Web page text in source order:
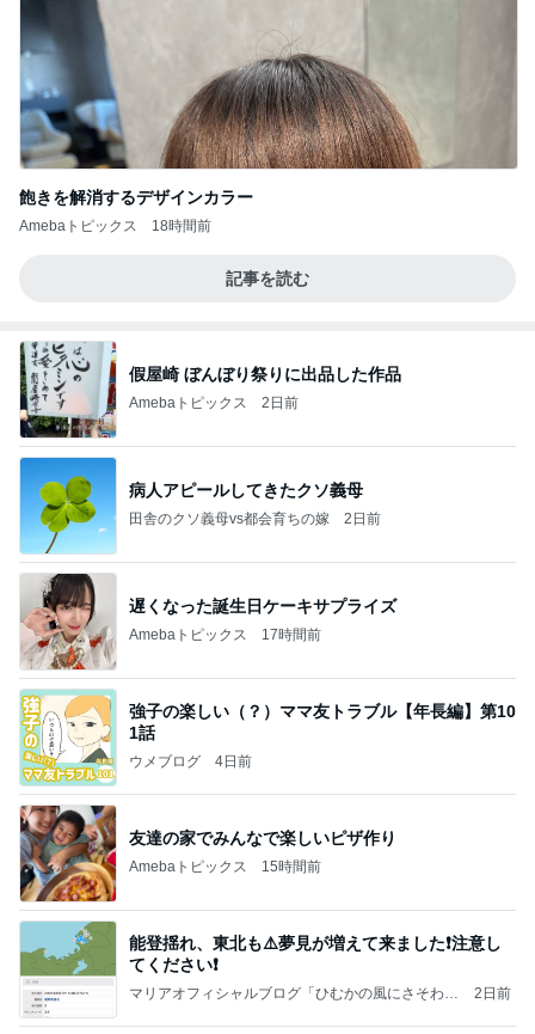
飽きを解消するデザインカラー
Amebaトピックス 18時間前
記事を読む
假屋崎 ぼんぼり祭りに出品した作品
Amebaトピックス 2日前
病人アピールしてきたクソ義母
田舎のクソ義母vs都会育ちの嫁 2日前
遅くなった誕生日ケーキサプライズ
Amebaトピックス 17時間前
強子の楽しい（？）ママ友トラブル【年長編】第10
1話
ウメブログ 4日前
友達の家でみんなで楽しいピザ作り
Amebaトピックス 15時間前
能登揺れ、東北も⚠️夢見が増えて来ました❗️注意し
てください❗️
マリアオフィシャルブログ「ひむかの風にさそわれ
2日前